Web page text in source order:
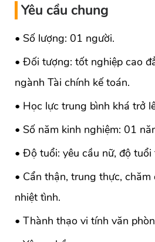
Yêu cầu chung
• Số lượng: 01 người.
• Đối tượng: tốt nghiệp cao
ngành Tài chính kế toán.
• Học lực trung bình khá trở
• Số năm kinh nghiệm: 01
• Độ tuổi: yêu cầu nữ, độ
• Cẩn thận, trung thực, chăm
nhiệt tình.
• Thành thạo vi tính văn